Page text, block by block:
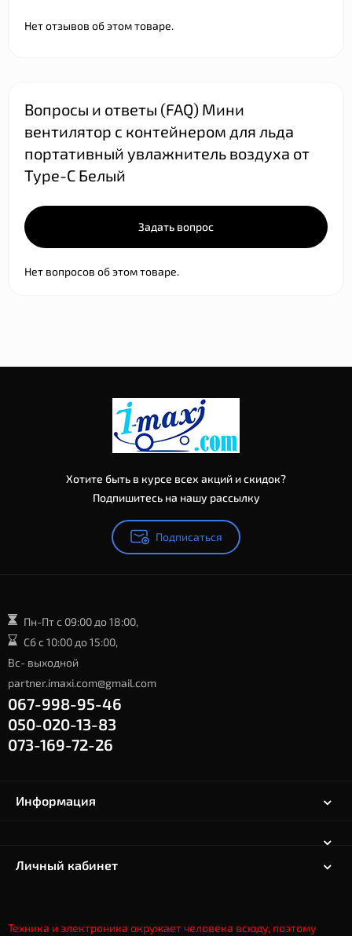
Нет отзывов об этом товаре.
Вопросы и ответы (FAQ) Мини
вентилятор с контейнером для льда
портативный увлажнитель воздуха от
Type-C Белый
Задать вопрос
Нет вопросов об этом товаре.
Хотите быть в курсе всех акций и скидок?
Подпишитесь на нашу рассылку
Подписаться
Пн-Пт с 09:00 до 18:00,
Сб с 10:00 до 15:00,
Вс- выходной
partner.imaxi.com@gmail.com
067-998-95-46
050-020-13-83
073-169-72-26
Информация
Личный кабинет
Техника и электроника окружает человека всюду, поэтому